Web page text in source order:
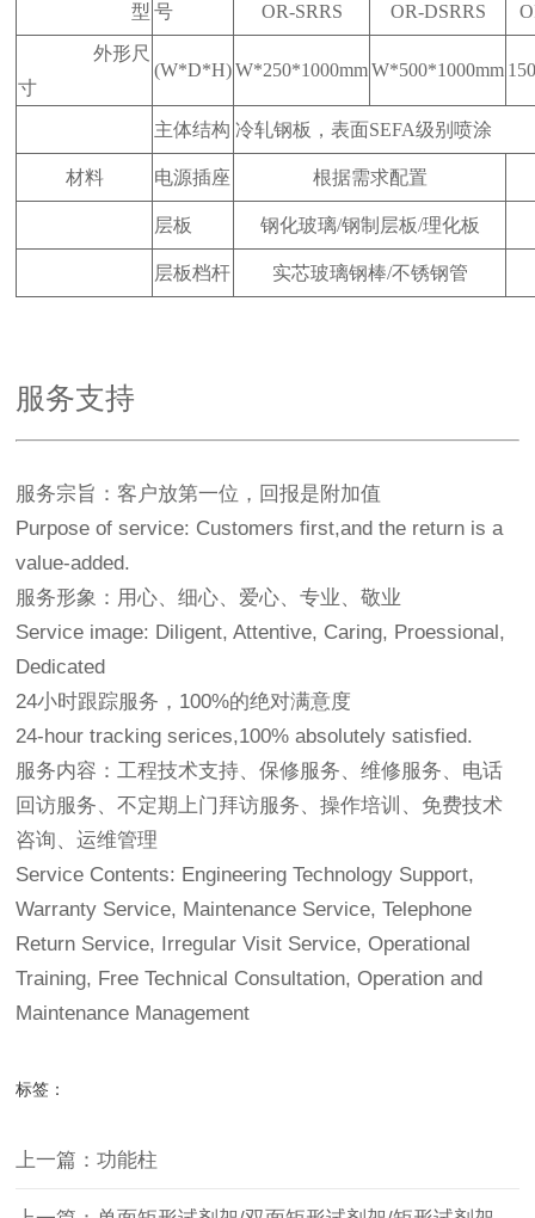
型 号 OR-SRRS OR-DSRRS
外形尺
寸
(W*D*H) W*250*1000mm W*500*1000mm
主体结构 冷轧钢板，表面SEFA级别喷涂
材料 电源插座 根据需求配置
层板 钢化玻璃/钢制层板/理化板
层板档杆 实芯玻璃钢棒/不锈钢管
服务支持
服务宗旨：客户放第一位，回报是附加值
Purpose of service: Customers first,and the return is a
value-added.
服务形象：用心、细心、爱心、专业、敬业
Service image: Diligent, Attentive, Caring, Proessional,
Dedicated
24小时跟踪服务，100%的绝对满意度
24-hour tracking serices,100% absolutely satisfied.
服务内容：工程技术支持、保修服务、维修服务、电话
回访服务、不定期上门拜访服务、操作培训、免费技术
咨询、运维管理
Service Contents: Engineering Technology Support,
Warranty Service, Maintenance Service, Telephone
Return Service, Irregular Visit Service, Operational
Training, Free Technical Consultation, Operation and
Maintenance Management
标签：
上一篇：功能柱